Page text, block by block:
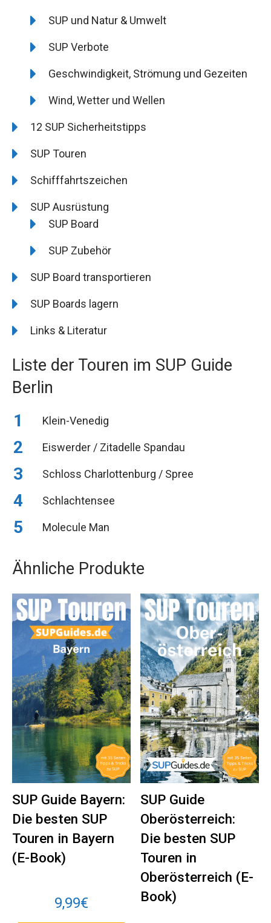
SUP und Natur & Umwelt
SUP Verbote
Geschwindigkeit, Strömung und Gezeiten
Wind, Wetter und Wellen
12 SUP Sicherheitstipps
SUP Touren
Schifffahrtszeichen
SUP Ausrüstung
SUP Board
SUP Zubehör
SUP Board transportieren
SUP Boards lagern
Links & Literatur
Liste der Touren im SUP Guide
Berlin
Klein-Venedig
Eiswerder / Zitadelle Spandau
Schloss Charlottenburg / Spree
Schlachtensee
Molecule Man
Ähnliche Produkte
SUP Guide Bayern:
Die besten SUP
Touren in Bayern
(E-Book)
9,99€
SUP Guide
Oberösterreich:
Die besten SUP
Touren in
Oberösterreich (E-
Book)